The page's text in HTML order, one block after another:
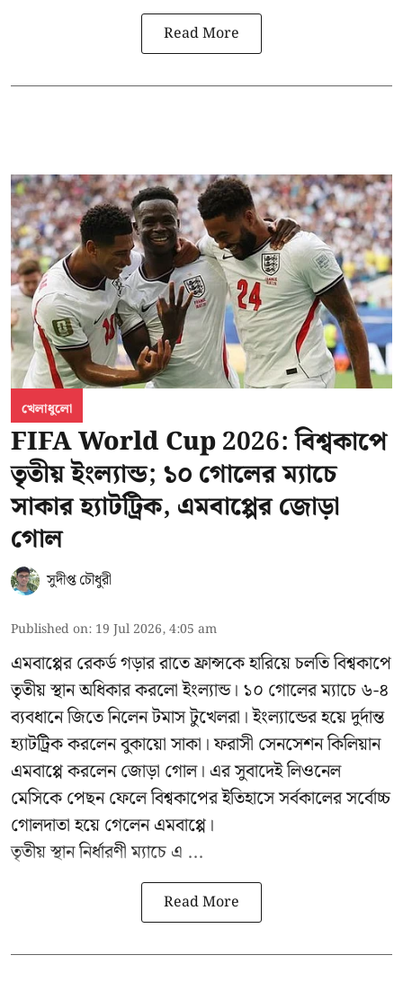
Read More
খেলাধুলো
FIFA World Cup 2026: বিশ্বকাপে
তৃতীয় ইংল্যান্ড; ১০ গোলের ম্যাচে
সাকার হ্যাটট্রিক, এমবাপ্পের জোড়া
গোল
সুদীপ্ত চৌধুরী
Published on: 19 Jul 2026, 4:05 am
এমবাপ্পের রেকর্ড গড়ার রাতে ফ্রান্সকে হারিয়ে চলতি বিশ্বকাপে
তৃতীয় স্থান অধিকার করলো ইংল্যান্ড। ১০ গোলের ম্যাচে ৬-৪
ব্যবধানে জিতে নিলেন টমাস টুখেলরা। ইংল্যান্ডের হয়ে দুর্দান্ত
হ্যাটট্রিক করলেন বুকায়ো সাকা। ফরাসী সেনসেশন কিলিয়ান
এমবাপ্পে করলেন জোড়া গোল। এর সুবাদেই লিওনেল
মেসিকে পেছন ফেলে বিশ্বকাপের ইতিহাসে সর্বকালের সর্বোচ্চ
গোলদাতা হয়ে গেলেন এমবাপ্পে।
তৃতীয় স্থান নির্ধারণী ম্যাচে এ ...
Read More